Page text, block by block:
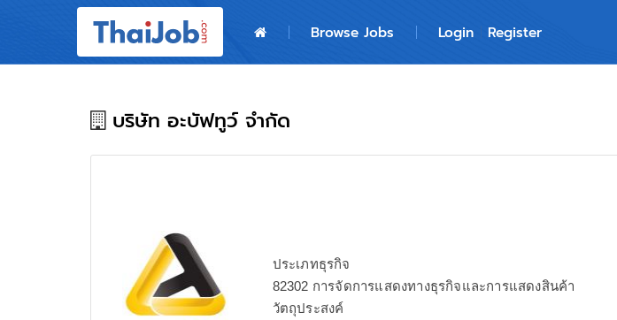
Browse Jobs Login Register
Login
บริษัท อะบัฟทูว์ จำกัด
ประเภทธุรกิจ
82302 การจัดการแสดงทางธุรกิจและการแสดงสินค้า
วัตถุประสงค์